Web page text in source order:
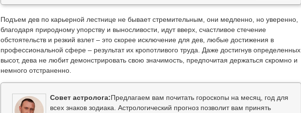
Подъем дев по карьерной лестнице не бывает стремительным, они медленно, но уверенно,
благодаря природному упорству и выносливости, идут вверх, счастливое стечение
обстоятельств и резкий взлет – это скорее исключение для дев, любые достижения в
профессиональной сфере – результат их кропотливого труда. Даже достигнув определенных
высот, дева не любит демонстрировать свою значимость, предпочитая держаться скромно и
немного отстраненно.
Совет астролога:Предлагаем вам почитать гороскопы на месяц, год для
всех знаков зодиака. Астрологический прогноз позволит вам принять